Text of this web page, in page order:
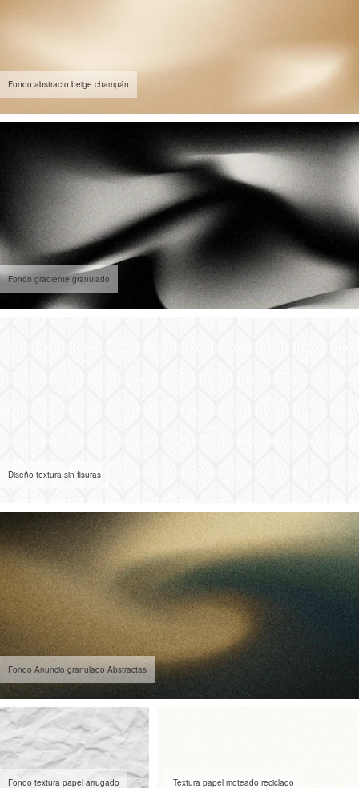
Fondo abstracto beige champán
Fondo gradiente granulado
Diseño textura sin fisuras
Fondo Anuncio granulado Abstractas
Fondo textura papel arrugado Textura papel moteado reciclado